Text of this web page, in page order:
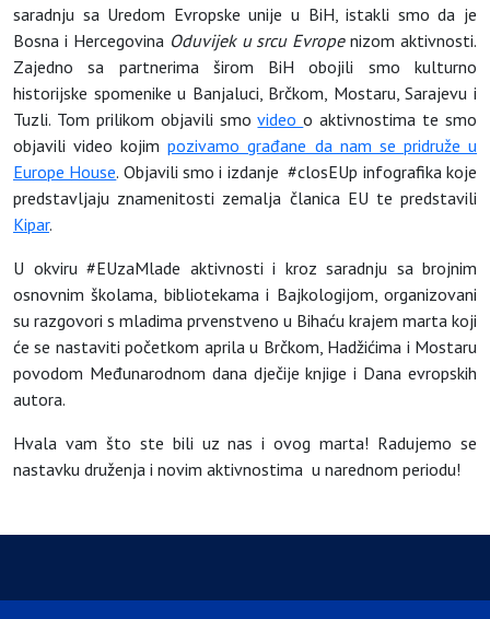
saradnju sa Uredom Evropske unije u BiH, istakli smo da je
Bosna i Hercegovina Oduvijek u srcu Evropenizom aktivnosti.
Zajedno sa partnerima širom BiH obojili smo kulturno
historijske spomenike u Banjaluci, Brčkom, Mostaru, Sarajevu i
Tuzli. Tom prilikom objavili smovideoo aktivnostima te smo
objavili video kojimpozivamo građane da nam se pridruže u
Europe House. Objavili smo i izdanje #closEUp infografika koje
predstavljaju znamenitosti zemalja članica EU te predstavili
Kipar.
U okviru #EUzaMlade aktivnosti i kroz saradnju sa brojnim
osnovnim školama, bibliotekama i Bajkologijom, organizovani
su razgovori s mladima prvenstveno u Bihaću krajem marta koji
će se nastaviti početkom aprila u Brčkom, Hadžićima i Mostaru
povodom Međunarodnom dana dječije knjige i Dana evropskih
autora.
Hvala vam što ste bili uz nas i ovog marta! Radujemo se
nastavku druženja i novim aktivnostima u narednom periodu!